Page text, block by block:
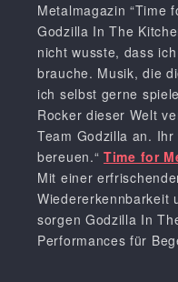
Metalmagazin “Time
Godzilla In The
nicht wusste, dass
brauche. Musik, die
ich selbst gerne
Rocker dieser Welt
Team Godzilla an.
bereuen.“ Time for
Mit einer
Wiedererkennbarkeit
sorgen Godzilla In
Performances für